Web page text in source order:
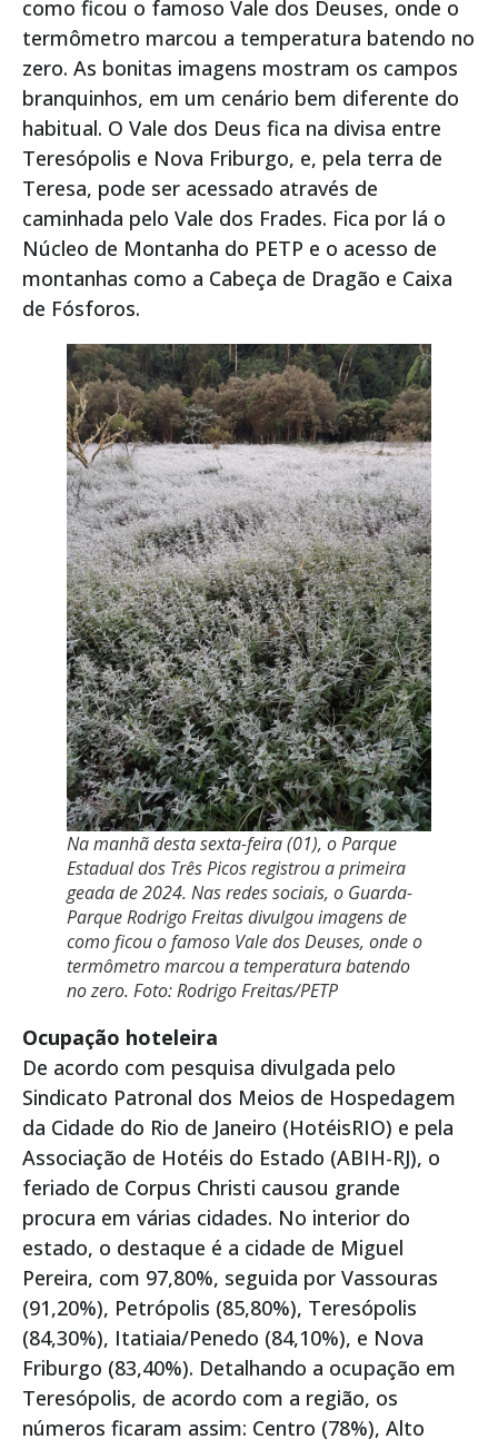
como ficou o famoso Vale dos Deuses, onde o
termômetro marcou a temperatura batendo no
zero. As bonitas imagens mostram os campos
branquinhos, em um cenário bem diferente do
habitual. O Vale dos Deus fica na divisa entre
Teresópolis e Nova Friburgo, e, pela terra de
Teresa, pode ser acessado através de
caminhada pelo Vale dos Frades. Fica por lá o
Núcleo de Montanha do PETP e o acesso de
montanhas como a Cabeça de Dragão e Caixa
de Fósforos.
Na manhã desta sexta-feira (01), o Parque
Estadual dos Três Picos registrou a primeira
geada de 2024. Nas redes sociais, o Guarda-
Parque Rodrigo Freitas divulgou imagens de
como ficou o famoso Vale dos Deuses, onde o
termômetro marcou a temperatura batendo
no zero. Foto: Rodrigo Freitas/PETP
Ocupação hoteleira
De acordo com pesquisa divulgada pelo
Sindicato Patronal dos Meios de Hospedagem
da Cidade do Rio de Janeiro (HotéisRIO) e pela
Associação de Hotéis do Estado (ABIH-RJ), o
feriado de Corpus Christi causou grande
procura em várias cidades. No interior do
estado, o destaque é a cidade de Miguel
Pereira, com 97,80%, seguida por Vassouras
(91,20%), Petrópolis (85,80%), Teresópolis
(84,30%), Itatiaia/Penedo (84,10%), e Nova
Friburgo (83,40%). Detalhando a ocupação em
Teresópolis, de acordo com a região, os
números ficaram assim: Centro (78%), Alto